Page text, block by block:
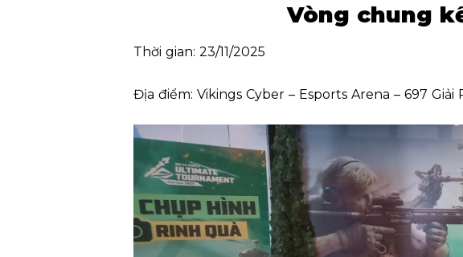
Vòng chung
Thời gian: 23/11/2025
Địa điểm: Vikings Cyber – Esports Arena – 697 Giải